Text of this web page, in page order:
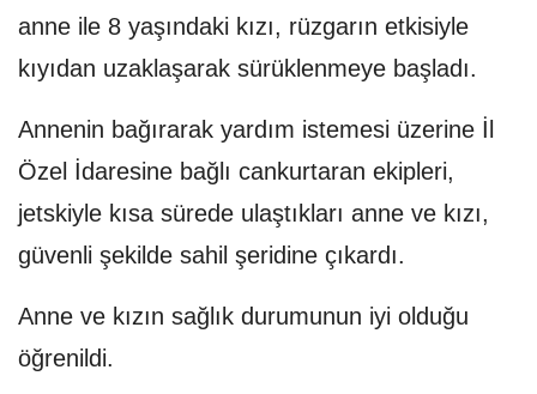
anne ile 8 yaşındaki kızı, rüzgarın etkisiyle
kıyıdan uzaklaşarak sürüklenmeye başladı.
Annenin bağırarak yardım istemesi üzerine İl
Özel İdaresine bağlı cankurtaran ekipleri,
jetskiyle kısa sürede ulaştıkları anne ve kızı,
güvenli şekilde sahil şeridine çıkardı.
Anne ve kızın sağlık durumunun iyi olduğu
öğrenildi.